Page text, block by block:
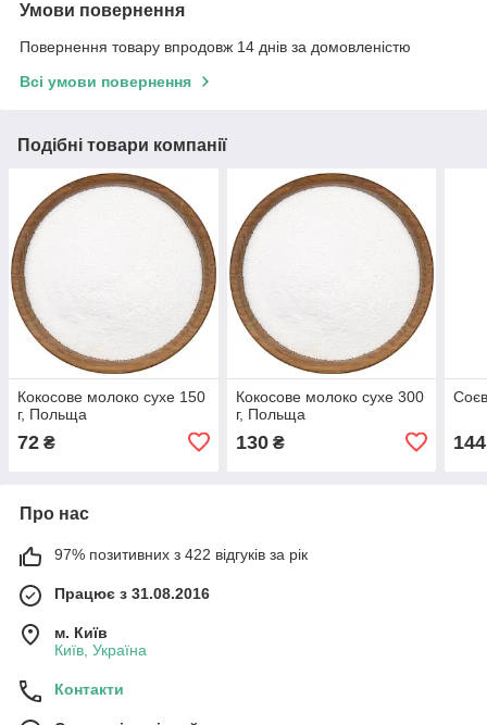
Умови повернення
Повернення товару впродовж 14 днів за домовленістю
Всі умови повернення
Подібні товари компанії
Кокосове молоко сухе 150
г, Польща
72 ₴
Кокосове молоко сухе 300
г, Польща
130₴ 144
Про нас
97% позитивних з 422 відгуків за рік
Працює з 31.08.2016
м. Київ
Київ, Україна
Контакти